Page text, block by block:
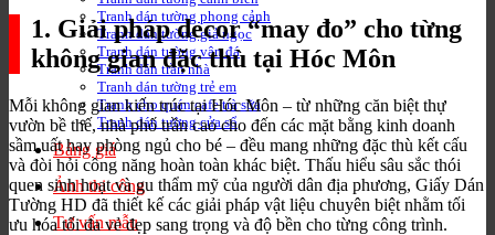
Tranh dán tường phong cảnh
Tranh dán tường giả ngọc
Tranh dán tường vân đá
Tranh dán trần nhà
Tranh dán tường trẻ em
Tranh cho quán cafe trà sữa
Tranh dán tường cửa sổ
Bảng giá
Ảnh thi công
Tư vấn mẫu
1. Giải pháp decor “may đo” cho từng
không gian đặc thù tại Hóc Môn
Mỗi không gian kiến trúc tại Hóc Môn – từ những căn biệt thự
vườn bề thế, nhà phố trần cao cho đến các mặt bằng kinh doanh
sầm uất hay phòng ngủ cho bé – đều mang những đặc thù kết cấu
và đòi hỏi công năng hoàn toàn khác biệt. Thấu hiểu sâu sắc thói
quen sinh hoạt và gu thẩm mỹ của người dân địa phương, Giấy Dán
Tường HD đã thiết kế các giải pháp vật liệu chuyên biệt nhằm tối
ưu hóa tối đa vẻ đẹp sang trọng và độ bền cho từng công trình.